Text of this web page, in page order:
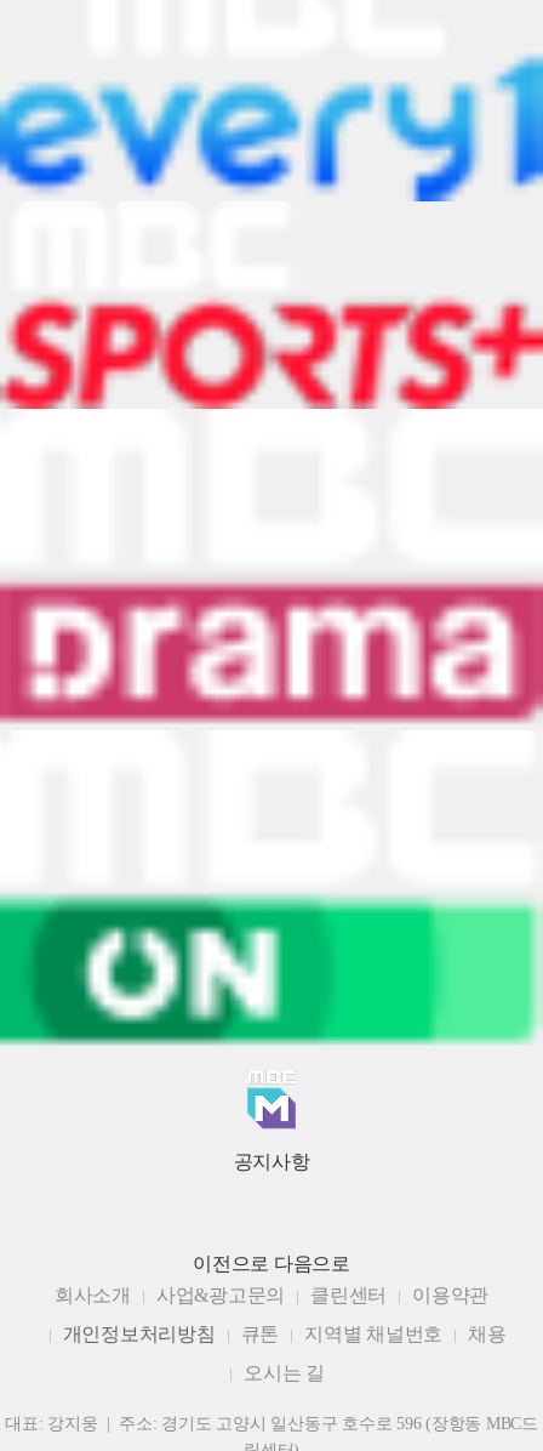
공지사항
이전으로 다음으로
회사소개
사업&광고문의 클린센터
이용약관
개인정보처리방침
큐톤 지역별 채널번호
채용
오시는 길
대표: 강지웅 | 주소: 경기도 고양시 일산동구 호수로 596 (장항동 MBC드